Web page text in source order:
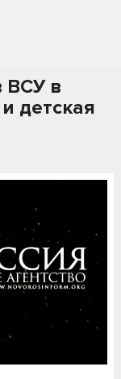
ВСУ в
детская